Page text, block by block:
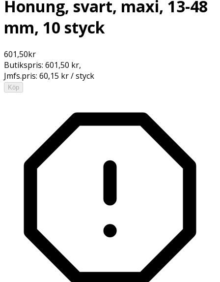
Honung, svart, maxi, 13-48
mm, 10 styck
601,50kr
Butikspris: 601,50 kr,
Jmfs.pris: 60,15 kr / styck
Köp